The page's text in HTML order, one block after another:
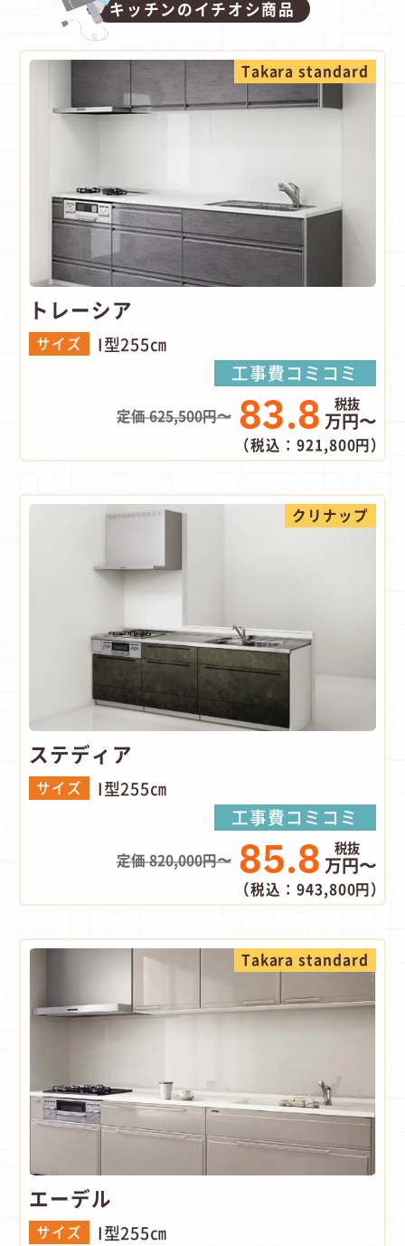
キッチンのイチオシ商品
Takara standard
トレーシア
サイズ I型255㎝
工事費コミコミ
定価 625,500円〜 83.8 万円〜
（税込：921,800円）
クリナップ
ステディア
サイズ I型255㎝
工事費コミコミ
定価 820,000円〜 85.8 万円〜
（税込：943,800円）
Takara standard
エーデル
サイズ I型255㎝